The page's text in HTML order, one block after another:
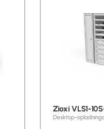
Zioxi VLS1-
Desktop-